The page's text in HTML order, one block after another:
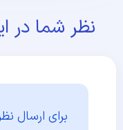
نظر شما در
برای ارسال